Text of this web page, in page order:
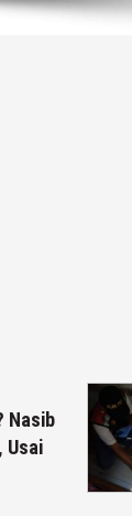
Nasib
Usai